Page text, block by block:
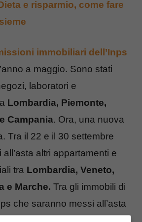
e risparmio, come fare
immobiliari dell’Inps
a maggio. Sono stati
laboratori e
Lombardia, Piemonte,
Campania. Ora, una nuova
Tra il 22 e il 30 settembre
altri appartamenti e
tra Lombardia, Veneto,
e Marche. Tra gli immobili di
che saranno messi all’asta